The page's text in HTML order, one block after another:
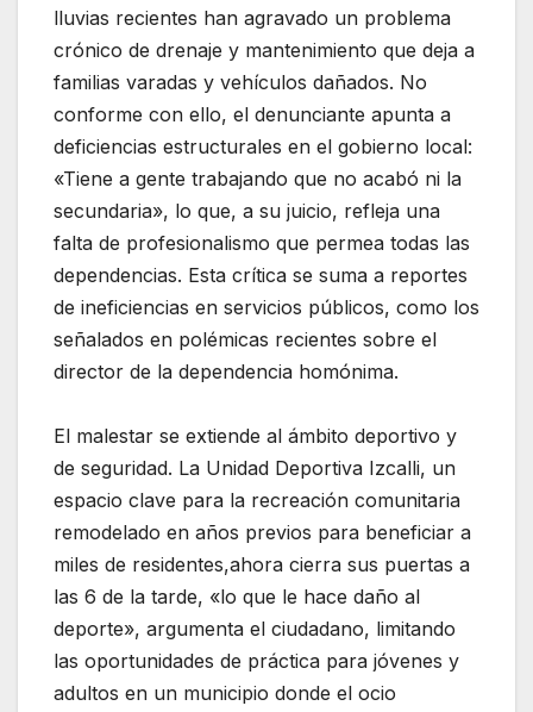
lluvias recientes han agravado un problema
crónico de drenaje y mantenimiento que deja a
familias varadas y vehículos dañados. No
conforme con ello, el denunciante apunta a
deficiencias estructurales en el gobierno local:
«Tiene a gente trabajando que no acabó ni la
secundaria», lo que, a su juicio, refleja una
falta de profesionalismo que permea todas las
dependencias. Esta crítica se suma a reportes
de ineficiencias en servicios públicos, como los
señalados en polémicas recientes sobre el
director de la dependencia homónima.
El malestar se extiende al ámbito deportivo y
de seguridad. La Unidad Deportiva Izcalli, un
espacio clave para la recreación comunitaria
remodelado en años previos para beneficiar a
miles de residentes,ahora cierra sus puertas a
las 6 de la tarde, «lo que le hace daño al
deporte», argumenta el ciudadano, limitando
las oportunidades de práctica para jóvenes y
adultos en un municipio donde el ocio